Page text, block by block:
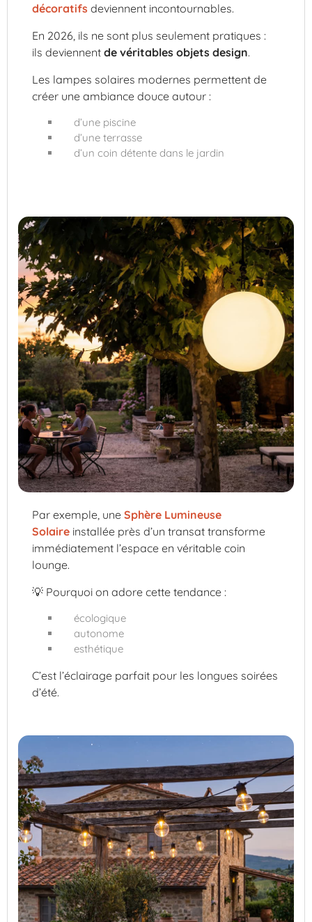
décoratifs deviennent incontournables.
En 2026, ils ne sont plus seulement pratiques :
ils deviennent de véritables objets design.
Les lampes solaires modernes permettent de
créer une ambiance douce autour :
d’une piscine
d’une terrasse
d’un coin détente dans le jardin
Par exemple, une Sphère Lumineuse
Solaire installée près d’un transat transforme
immédiatement l’espace en véritable coin
lounge.
💡 Pourquoi on adore cette tendance :
écologique
autonome
esthétique
C’est l’éclairage parfait pour les longues soirées
d’été.